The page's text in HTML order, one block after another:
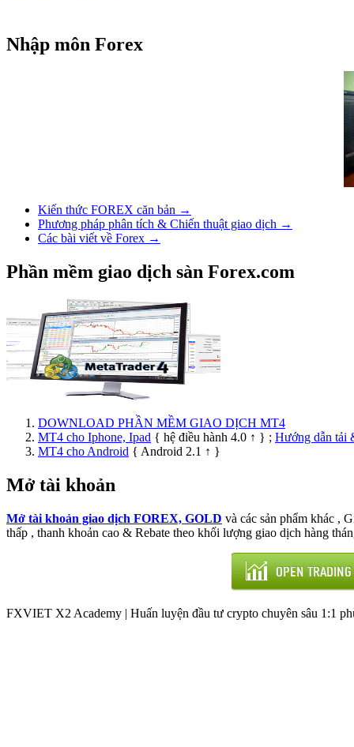
Nhập môn Forex
Kiến thức FOREX căn bản →
Phương pháp phân tích & Chiến thuật giao dịch →
Các bài viết về Forex →
Phần mềm giao dịch sàn Forex.com
DOWNLOAD PHẦN MỀM GIAO DỊCH MT4
MT4 cho Iphone, Ipad { hệ điều hành 4.0 ↑ } ; Hướng dẫn tải
MT4 cho Android { Android 2.1 ↑ }
Mở tài khoản
Mở tài khoản giao dịch FOREX, GOLD và các sản phẩm khác ,
thấp , thanh khoản cao & Rebate theo khối lượng giao dịch hàng
FXVIET X2 Academy | Huấn luyện đầu tư crypto chuyên sâu 1:1